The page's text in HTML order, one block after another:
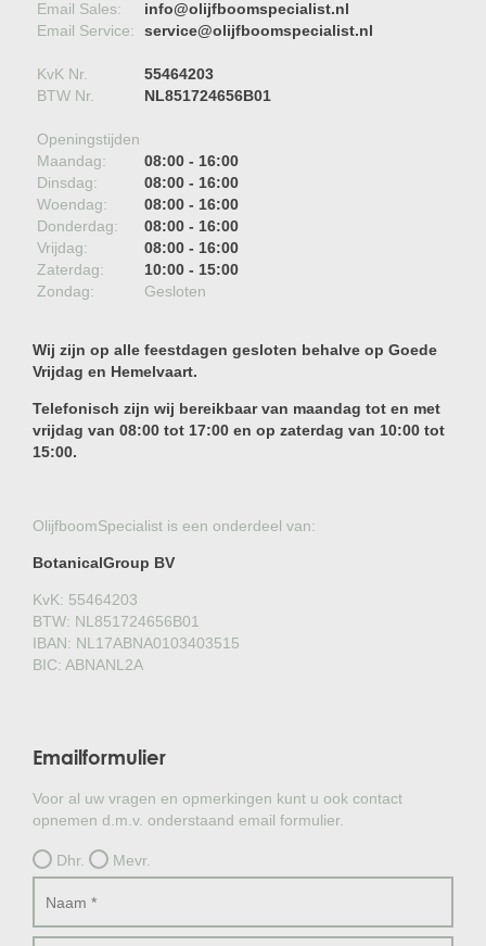
Email Sales:
info@olijfboomspecialist.nl
Email Service:
service@olijfboomspecialist.nl
KvK Nr.
55464203
BTW Nr.
NL851724656B01
Openingstijden
Maandag:
08:00 - 16:00
Dinsdag:
08:00 - 16:00
Woendag:
08:00 - 16:00
Donderdag:
08:00 - 16:00
Vrijdag:
08:00 - 16:00
Zaterdag:
10:00 - 15:00
Zondag:
Gesloten
Wij zijn op alle feestdagen gesloten behalve op Goede
Vrijdag en Hemelvaart.
Telefonisch zijn wij bereikbaar van maandag tot en met
vrijdag van 08:00 tot 17:00 en op zaterdag van 10:00 tot
15:00.
OlijfboomSpecialist is een onderdeel van:
BotanicalGroup BV
KvK: 55464203
BTW: NL851724656B01
IBAN: NL17ABNA0103403515
BIC: ABNANL2A
Emailformulier
Voor al uw vragen en opmerkingen kunt u ook contact
opnemen d.m.v. onderstaand email formulier.
Dhr. Mevr.